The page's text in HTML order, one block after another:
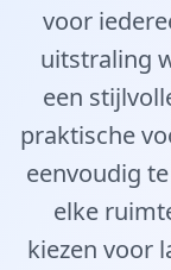
voor
uitstraling
een
praktische
eenvoudig
elke
kiezen voor